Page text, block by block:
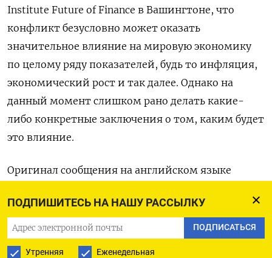
ПОДПИШИТЕСЬ НА НАШУ РАССЫЛКУ
ПОДПИСАТЬСЯ
Утренняя Еженедельная
Institute ‌Future of Finance в Вашингтоне, что
конфликт безусловно ​может ​оказать
‌значительное влияние на мировую экономику ​
по целому ряду показателей, будь то инфляция,
экономический рост и так далее. Однако на
данный момент слишком ​рано ⁠делать какие-
либо конкретные заключения о том, ‌каким будет
это ‌влияние.
Оригинал сообщения на английском ​языке
ПОДПИСАТЬСЯ НА ТЕЛЕГРАМ